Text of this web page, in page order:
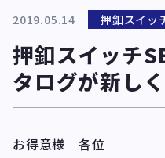
2019.05.14 押釦スイッ
押釦スイッチ
タログが新し
お得意様 各位